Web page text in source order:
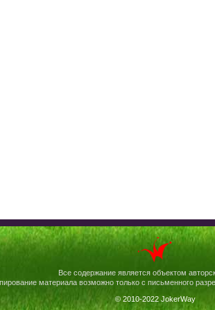
Все содержание является объектом
материала возможно только с письменного
© 2010-2022 JokerWay